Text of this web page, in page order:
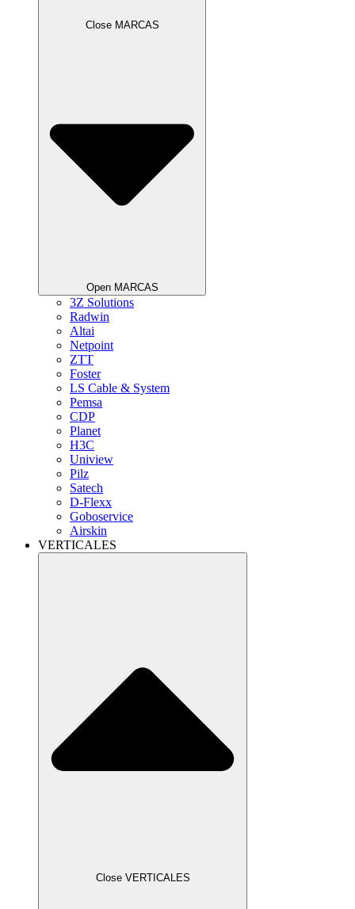
Close MARCAS
Open MARCAS
3Z Solutions
Radwin
Altai
Netpoint
ZTT
Foster
LS Cable & System
Pemsa
CDP
Planet
H3C
Uniview
Pilz
Satech
D-Flexx
Goboservice
Airskin
VERTICALES
Close VERTICALES